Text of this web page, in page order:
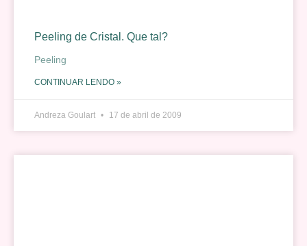
Peeling de Cristal. Que tal?
Peeling
CONTINUAR LENDO »
Andreza Goulart 17 de abril de 2009